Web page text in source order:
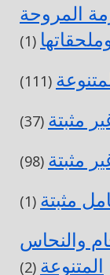
المروحة
(1)
(111)
مثبتة (37)
مثبتة (98)
مثبتة (1)
والنحاس
المتنوعة (2)